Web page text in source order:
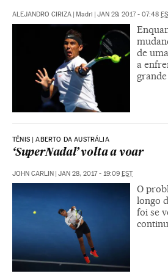
ALEJANDRO CIRIZA Madri JAN 29, 2017 - 07:48
de
a
TÊNIS | ABERTO DA AUSTRÁLIA
‘SuperNadal’ volta a voar
JOHN CARLIN JAN 28, 2017 - 19:09 EST
O
longo
foi se